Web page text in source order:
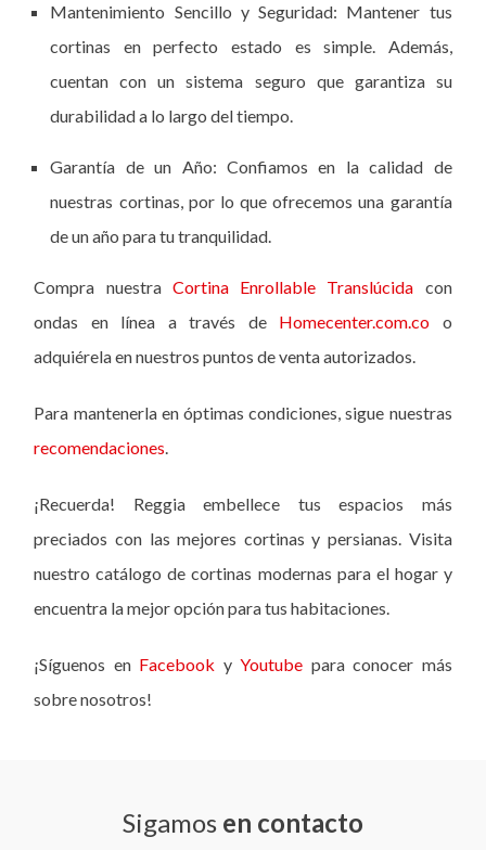
Mantenimiento Sencillo y Seguridad: Mantener tus
cortinas en perfecto estado es simple. Además,
cuentan con un sistema seguro que garantiza su
durabilidad a lo largo del tiempo.
Garantía de un Año: Confiamos en la calidad de
nuestras cortinas, por lo que ofrecemos una garantía
de un año para tu tranquilidad.
Compra nuestra Cortina Enrollable Translúcida con
ondas en línea
a través de Homecenter.com.co o
adquiérela en nuestros puntos de venta autorizados.
Para mantenerla en óptimas condiciones, sigue nuestras
recomendaciones.
¡Recuerda! Reggia embellece tus espacios más
preciados con las mejores cortinas y persianas. Visita
nuestro catálogo de cortinas modernas para el hogar y
encuentra la mejor opción para tus habitaciones.
¡Síguenos en Facebook yYoutube para conocer más
sobre nosotros!
Sigamos en contacto